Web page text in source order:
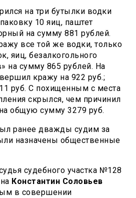
на три бутылки водки
10 яиц, паштет
на сумму 881 рублей.
все той же водки, только
яиц, безалкогольного
на сумму 865 рублей. На
кражу на 922 руб.;
руб. С похищенным с места
скрылся, чем причинил
общую сумму 3279 руб.
ранее дважды судим за
назначены общественные
судебного участка №128
Константин Соловьев
в совершении